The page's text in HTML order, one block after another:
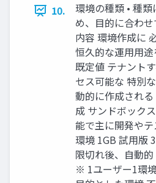
10.
環境の種類 • 種
め、目的に合わ
内容 環境作成に
恒久的な運用用
既定値 テナント
セス可能な 特別
動的に作成され
成 サンドボック
能で主に開発や
環境 1GB 試用版
限切れ後、自動
※ 1ユーザー1環